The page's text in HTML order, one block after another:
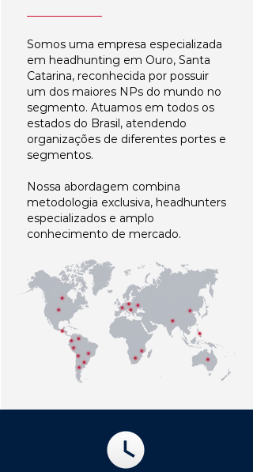
Somos uma empresa especializada
em headhunting em Ouro, Santa
Catarina, reconhecida por possuir
um dos maiores NPs do mundo no
segmento. Atuamos em todos os
estados do Brasil, atendendo
organizações de diferentes portes e
segmentos.
Nossa abordagem combina
metodologia exclusiva, headhunters
especializados e amplo
conhecimento de mercado.